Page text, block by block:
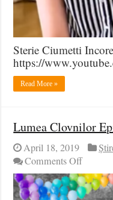
Sterie Ciumetti
https://
Read More »
Lumea Clovnilor
April 18, 2019
Comments Offon
Lumea